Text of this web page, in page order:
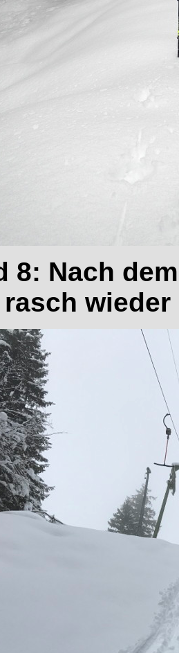
8: Nach
wieder